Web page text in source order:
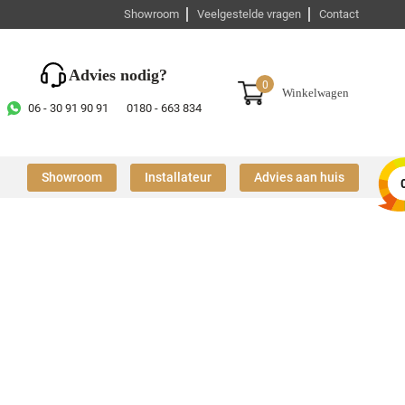
Showroom Veelgestelde vragen Contact
Advies nodig?
06 - 30 91 90 91 0180 - 663 834
0
Winkelwagen
Showroom Installateur Advies aan huis